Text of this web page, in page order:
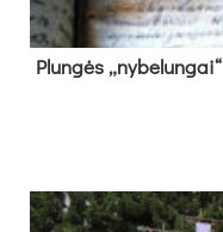
Plun­gės „ny­be­lun­gai“